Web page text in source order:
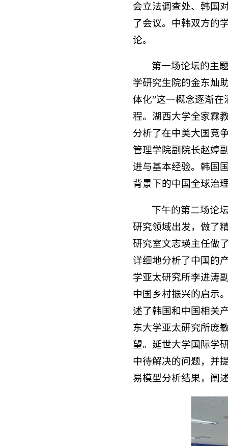
会立法调查处、韩国
了会议。中韩双方的
论。
第一场论坛的主
学研究生院的金东灿
体化”这一概念逐渐
程。湖西大学全家霖
分析了在中美大国竞
管理学院副院长赵婷
进与基本经验。韩国
背景下的中国全球治
下午的第二场论
研究领域出发，做了
研究室文志瑛主任做
详细地分析了中国的
学亚太研究所李进涛
中国乡村振兴的启示
述了韩国和中国相关
东大学亚太研究所庞
望。延世大学国际学
中待解决的问题，并
易模型分析结果，阐